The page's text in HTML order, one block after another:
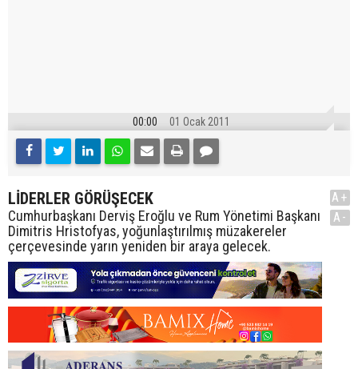
00:00 01 Ocak 2011
LİDERLER GÖRÜŞECEK
Cumhurbaşkanı Derviş Eroğlu ve Rum Yönetimi Başkanı
Dimitris Hristofyas, yoğunlaştırılmış müzakereler
çerçevesinde yarın yeniden bir araya gelecek.
A+
A-